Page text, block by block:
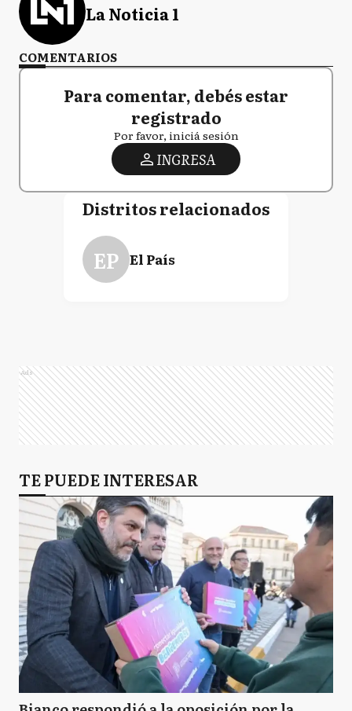
La Noticia 1
COMENTARIOS
Para comentar, debés estar
registrado
Por favor, iniciá sesión
INGRESA
Distritos relacionados
EP El País
Ads
TE PUEDE INTERESAR